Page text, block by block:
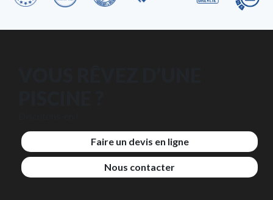
Faire un devis en ligne
Nous contacter